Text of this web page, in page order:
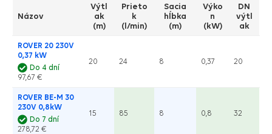
Názov
Výtl
ak
(m)
Prieto
k
(l/min)
Sacia
hĺbka
(m)
Výko
n
(kW)
DN
výtl
ak
ROVER 20 230V
0,37 kW
Do 4 dní
97,67 €
20 24 8 0,37 20
ROVER BE-M 30
230V 0,8kW
Do 7 dní
278,72 €
15 85 8 0,8 32